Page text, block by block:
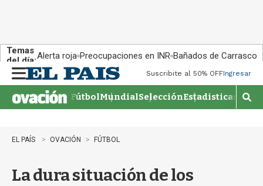
Temas
del día:Alerta roja Preocupaciones en INR Bañados de Carrasco
n
u
Suscribite al 50% OFFIngresar
FútbolMundialSelecciónEstadisticas
M
o
EL PAÍS OVACIÓN FÚTBOL
La dura situación de los